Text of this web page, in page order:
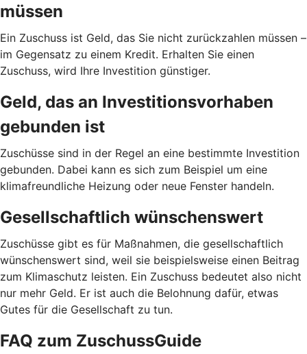
müssen
Ein Zuschuss ist Geld, das Sie nicht zurückzahlen müssen –
im Gegensatz zu einem Kredit. Erhalten Sie einen
Zuschuss, wird Ihre Investition günstiger.
Geld, das an Investitionsvorhaben
gebunden ist
Zuschüsse sind in der Regel an eine bestimmte Investition
gebunden. Dabei kann es sich zum Beispiel um eine
klimafreundliche Heizung oder neue Fenster handeln.
Gesellschaftlich wünschenswert
Zuschüsse gibt es für Maßnahmen, die gesellschaftlich
wünschenswert sind, weil sie beispielsweise einen Beitrag
zum Klimaschutz leisten. Ein Zuschuss bedeutet also nicht
nur mehr Geld. Er ist auch die Belohnung dafür, etwas
Gutes für die Gesellschaft zu tun.
FAQ zum ZuschussGuide